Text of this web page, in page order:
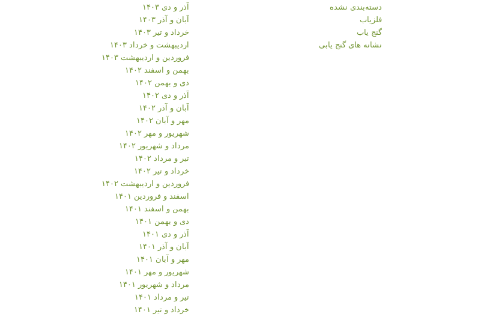
دسته‌بندی نشده
فلزیاب
گنج یاب
نشانه های گنج یابی
آذر و دی ۱۴۰۳
آبان و آذر ۱۴۰۳
خرداد و تیر ۱۴۰۳
اردیبهشت و خرداد ۱۴۰۳
فروردین و اردیبهشت ۱۴۰۳
بهمن و اسفند ۱۴۰۲
دی و بهمن ۱۴۰۲
آذر و دی ۱۴۰۲
آبان و آذر ۱۴۰۲
مهر و آبان ۱۴۰۲
شهریور و مهر ۱۴۰۲
مرداد و شهریور ۱۴۰۲
تیر و مرداد ۱۴۰۲
خرداد و تیر ۱۴۰۲
فروردین و اردیبهشت ۱۴۰۲
اسفند و فروردین ۱۴۰۱
بهمن و اسفند ۱۴۰۱
دی و بهمن ۱۴۰۱
آذر و دی ۱۴۰۱
آبان و آذر ۱۴۰۱
مهر و آبان ۱۴۰۱
شهریور و مهر ۱۴۰۱
مرداد و شهریور ۱۴۰۱
تیر و مرداد ۱۴۰۱
خرداد و تیر ۱۴۰۱